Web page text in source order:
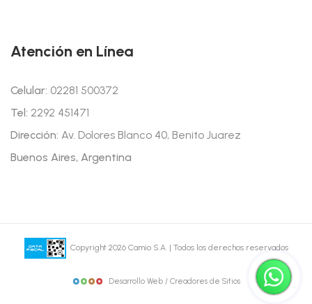
Atención en Línea
Celular: 02281 500372
Tel: 2292 451471
Dirección: Av. Dolores Blanco 40, Benito Juarez
Buenos Aires, Argentina
Copyright 2026 Camio S.A. | Todos los derechos reservados
Desarrollo Web / Creadores de Sitios